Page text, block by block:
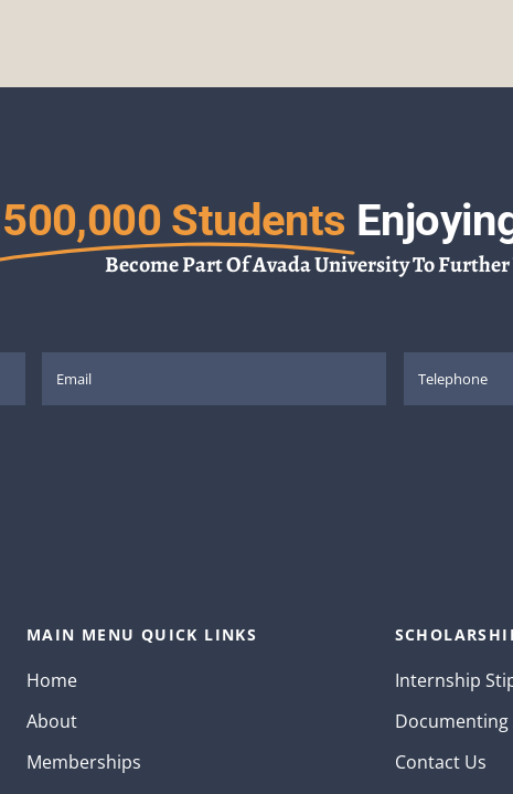
500,000 Students
Become Part Of Avada University To
MAIN MENU QUICK LINKS
Home
About
Memberships
Internship
Documenting
Contact Us